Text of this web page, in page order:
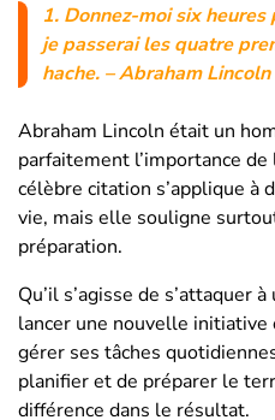
1. Donnez-moi six
je passerai les quatre
hache. – Abraham Lincoln
Abraham Lincoln était un
parfaitement l’importance
célèbre citation s’applique à
vie, mais elle souligne
préparation.
Qu’il s’agisse de s’attaquer
lancer une nouvelle
gérer ses tâches
planifier et de préparer le
différence dans le résultat.